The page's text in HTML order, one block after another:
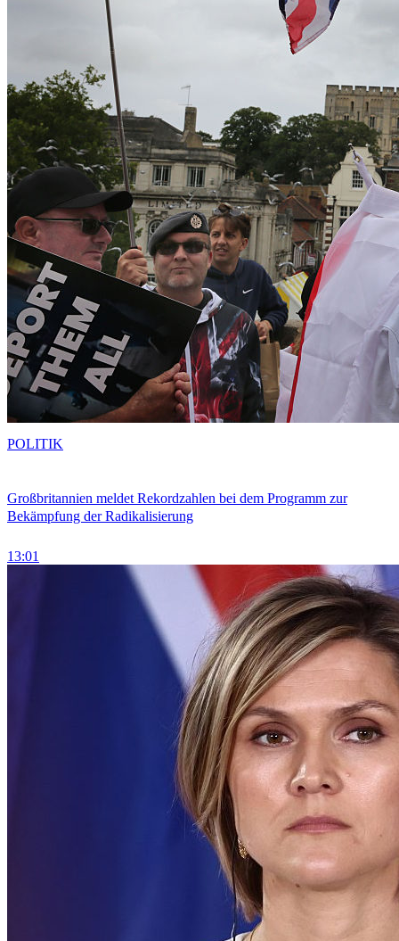
Großbritannien meldet Rekordzahlen bei dem Programm zur
Bekämpfung der Radikalisierung
13:01
POLITIK